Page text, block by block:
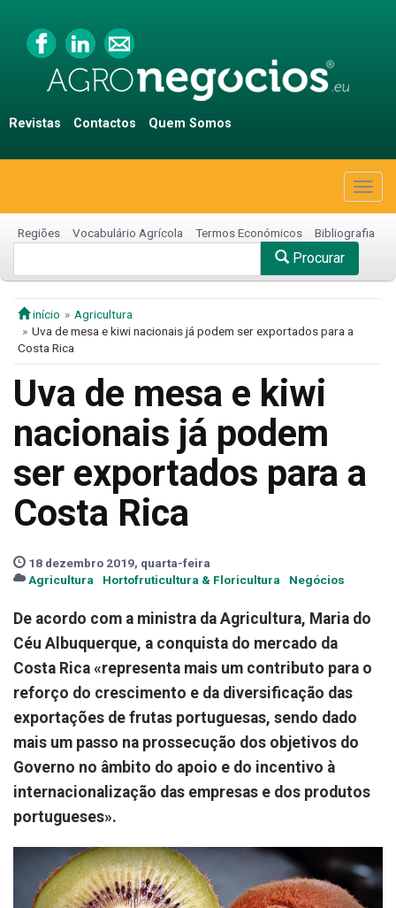
Revistas Contactos Quem Somos
Regiões Vocabulário Agrícola Termos Económicos Bibliografia
Procurar
início
Agricultura
Uva de mesa e kiwi nacionais já podem ser exportados para a
Costa Rica
Uva de mesa e kiwi
nacionais já podem
ser exportados para a
Costa Rica
18 dezembro 2019, quarta-feira
Agricultura
Hortofruticultura & Floricultura Negócios
De acordo com a ministra da Agricultura, Maria do
Céu Albuquerque, a conquista do mercado da
Costa Rica «representa mais um contributo para o
reforço do crescimento e da diversificação das
exportações de frutas portuguesas, sendo dado
mais um passo na prossecução dos objetivos do
Governo no âmbito do apoio e do incentivo à
internacionalização das empresas e dos produtos
portugueses».